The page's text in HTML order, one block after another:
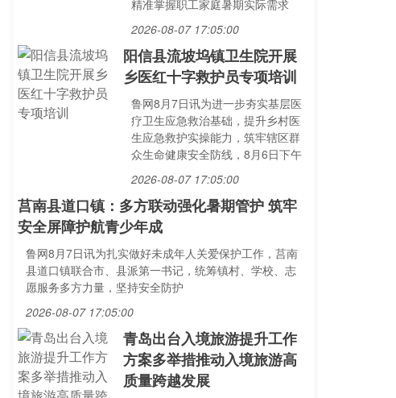
精准掌握职工家庭暑期实际需求
2026-08-07 17:05:00
阳信县流坡坞镇卫生院开展
乡医红十字救护员专项培训
鲁网8月7日讯为进一步夯实基层医
疗卫生应急救治基础，提升乡村医
生应急救护实操能力，筑牢辖区群
众生命健康安全防线，8月6日下午
2026-08-07 17:05:00
莒南县道口镇：多方联动强化暑期管护 筑牢
安全屏障护航青少年成
鲁网8月7日讯为扎实做好未成年人关爱保护工作，莒南
县道口镇联合市、县派第一书记，统筹镇村、学校、志
愿服务多方力量，坚持安全防护
2026-08-07 17:05:00
青岛出台入境旅游提升工作
方案多举措推动入境旅游高
质量跨越发展